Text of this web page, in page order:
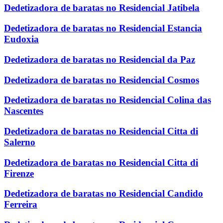
Dedetizadora de baratas no Residencial Jatibela
Dedetizadora de baratas no Residencial Estancia
Eudoxia
Dedetizadora de baratas no Residencial da Paz
Dedetizadora de baratas no Residencial Cosmos
Dedetizadora de baratas no Residencial Colina das
Nascentes
Dedetizadora de baratas no Residencial Citta di
Salerno
Dedetizadora de baratas no Residencial Citta di
Firenze
Dedetizadora de baratas no Residencial Candido
Ferreira